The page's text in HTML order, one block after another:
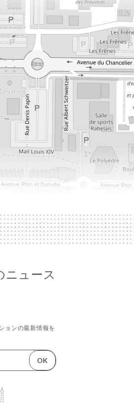
ニュース
ョンの最新情報を
OK